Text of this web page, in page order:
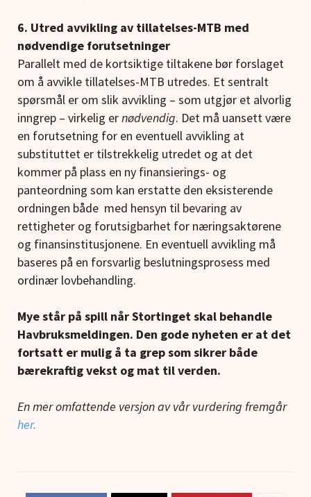
6. Utred avvikling av tillatelses-MTB med
nødvendige forutsetninger
Parallelt med de kortsiktige tiltakene bør forslaget
om å avvikle tillatelses-MTB utredes. Et sentralt
spørsmål er om slik avvikling – som utgjør et alvorlig
inngrep – virkelig ernødvendig. Det må uansett være
en forutsetning for en eventuell avvikling at
substituttet er tilstrekkelig utredet og at det
kommer på plass en ny finansierings- og
panteordning som kan erstatte den eksisterende
ordningen både med hensyn til bevaring av
rettigheter og forutsigbarhet for næringsaktørene
og finansinstitusjonene. En eventuell avvikling må
baseres på en forsvarlig beslutningsprosess med
ordinær lovbehandling.
Mye står på spill når Stortinget skal behandle
Havbruksmeldingen. Den gode nyheten er at det
fortsatt er mulig å ta grep som sikrer både
bærekraftig vekst og mat til verden.
En mer omfattende versjon av vår vurdering fremgår
her.